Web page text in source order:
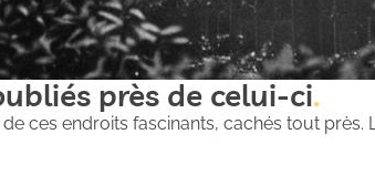
près de celui-ci
ces endroits fascinants, cachés tout près.